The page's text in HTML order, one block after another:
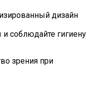
дизайн
соблюдайте гигиену
зрения при